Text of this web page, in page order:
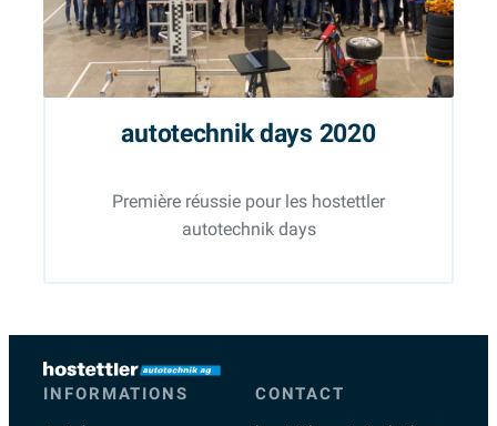
autotechnik days 2020
Première réussie pour les hostettler
autotechnik days
INFORMATIONS
CONTACT